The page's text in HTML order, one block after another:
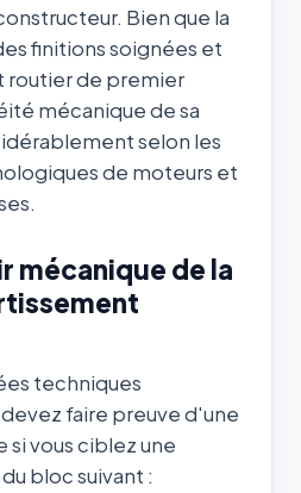
Bien que la
finitions soignées et
de premier
mécanique de sa
selon les
de moteurs et
mécanique de la
techniques
faire preuve d'une
vous ciblez une
bloc suivant :